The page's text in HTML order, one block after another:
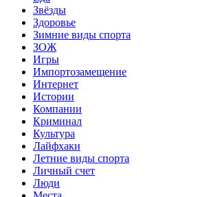
Звёзды
Здоровье
Зимние виды спорта
ЗОЖ
Игры
Импортозамещение
Интернет
Истории
Компании
Криминал
Культура
Лайфхаки
Летние виды спорта
Личный счет
Люди